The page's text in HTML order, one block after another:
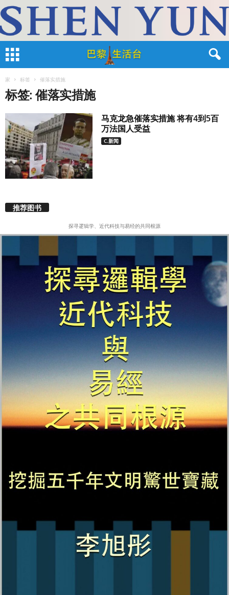
家 标签 催落实措施
标签: 催落实措施
马克龙急催落实措施 将有4到5百
万法国人受益
C.新闻
推荐图书
探寻逻辑学、近代科技与易经的共同根源